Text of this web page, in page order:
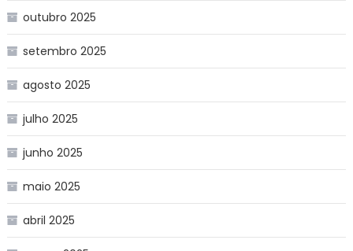
outubro 2025
setembro 2025
agosto 2025
julho 2025
junho 2025
maio 2025
abril 2025